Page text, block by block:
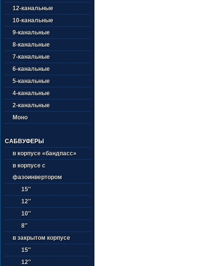
12-канальные
10-канальные
9-канальные
8-канальные
7-канальные
6-канальные
5-канальные
4-канальные
2-канальные
Моно
САБВУФЕРЫ
в корпусе «бандпасс»
в корпусе с
фазоинвертором
15''
12''
10''
8''
в закрытом корпусе
15''
12''